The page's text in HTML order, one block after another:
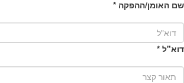
שם האומן/ההפקה *
דוא"ל *